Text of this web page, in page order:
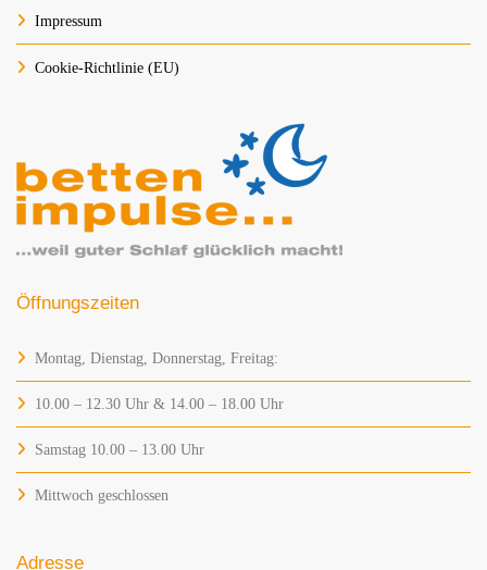
Impressum
Cookie-Richtlinie (EU)
Öffnungszeiten
Montag, Dienstag, Donnerstag, Freitag:
10.00 – 12.30 Uhr & 14.00 – 18.00 Uhr
Samstag 10.00 – 13.00 Uhr
Mittwoch geschlossen
Adresse